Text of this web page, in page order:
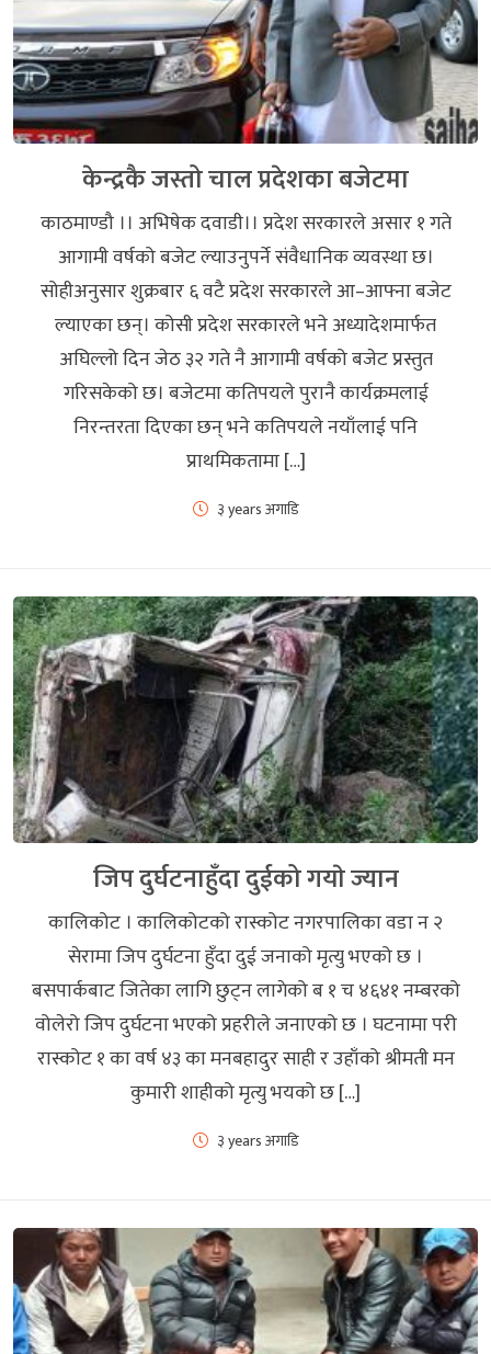
केन्द्रकै जस्तो चाल प्रदेशका बजेटमा
काठमाण्डौ ।। अभिषेक दवाडी।। प्रदेश सरकारले असार १ गते
आगामी वर्षको बजेट ल्याउनुपर्ने संवैधानिक व्यवस्था छ।
सोहीअनुसार शुक्रबार ६ वटै प्रदेश सरकारले आ–आफ्ना बजेट
ल्याएका छन्। कोसी प्रदेश सरकारले भने अध्यादेशमार्फत
अघिल्लो दिन जेठ ३२ गते नै आगामी वर्षको बजेट प्रस्तुत
गरिसकेको छ। बजेटमा कतिपयले पुरानै कार्यक्रमलाई
निरन्तरता दिएका छन् भने कतिपयले नयाँलाई पनि
प्राथमिकतामा […]
३ years अगाडि
जिप दुर्घटनाहुँदा दुईको गयाे ज्यान
कालिकोट । कालिकोटको रास्कोट नगरपालिका वडा न २
सेरामा जिप दुर्घटना हुँदा दुई जनाको मृत्यु भएको छ ।
बसपार्कबाट जितेका लागि छुट्न लागेको ब १ च ४६४१ नम्बरको
वोलेरो जिप दुर्घटना भएको प्रहरीले जनाएको छ । घटनामा परी
रास्कोट १ का वर्ष ४३ का मनबहादुर साही र उहाँको श्रीमती मन
कुमारी शाहीको मृत्यु भयको छ […]
३ years अगाडि